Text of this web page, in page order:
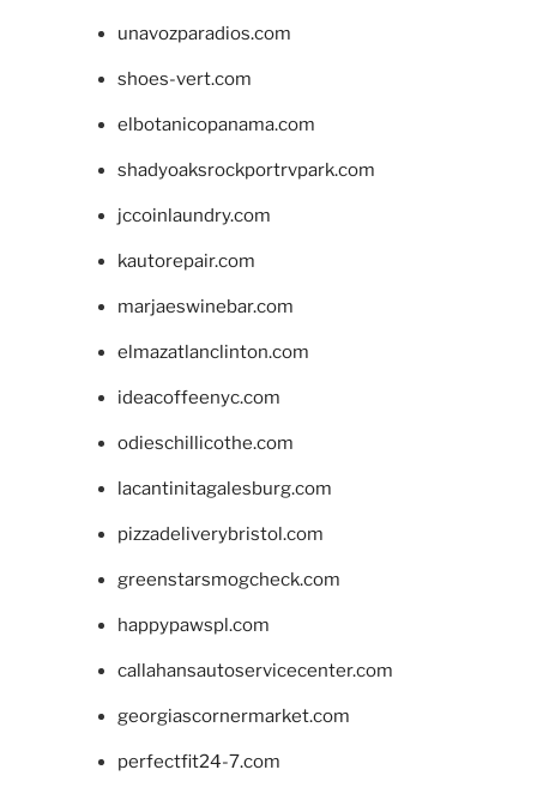
unavozparadios.com
shoes-vert.com
elbotanicopanama.com
shadyoaksrockportrvpark.com
jccoinlaundry.com
kautorepair.com
marjaeswinebar.com
elmazatlanclinton.com
ideacoffeenyc.com
odieschillicothe.com
lacantinitagalesburg.com
pizzadeliverybristol.com
greenstarsmogcheck.com
happypawspl.com
callahansautoservicecenter.com
georgiascornermarket.com
perfectfit24-7.com